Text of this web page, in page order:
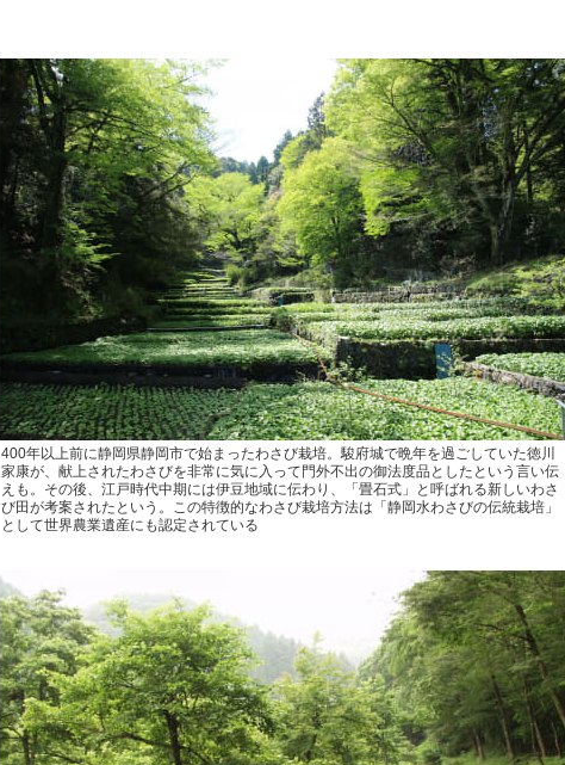
400年以上前に静岡県静岡市で始まったわさび栽培。駿府城で晩年を過ごしていた徳川
家康が、献上されたわさびを非常に気に入って門外不出の御法度品としたという言い伝
えも。その後、江戸時代中期には伊豆地域に伝わり、「畳石式」と呼ばれる新しいわさ
び田が考案されたという。この特徴的なわさび栽培方法は「静岡水わさびの伝統栽培」
として世界農業遺産にも認定されている